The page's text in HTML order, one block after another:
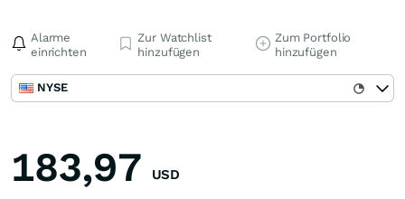
Alarme
einrichten
Zur Watchlist
hinzufügen
Zum Portfolio
hinzufügen
NYSE
183,97 USD